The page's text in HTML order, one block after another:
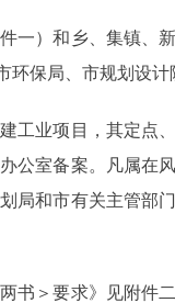
）和乡、集镇、
保局、市规划设计
业项目，其定点
公室备案。凡属在
局和市有关主管部
＞要求》见附件